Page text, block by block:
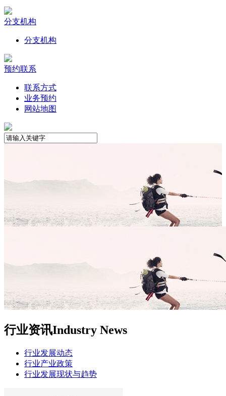
分支机构
分支机构
预约联系
联系方式
业务预约
网站地图
行业资讯Industry News
行业发展动态
行业产业政策
行业发展现状与趋势